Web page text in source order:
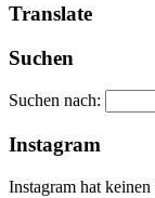
Translate
Suchen
Suchen nach:
Instagram
Instagram hat